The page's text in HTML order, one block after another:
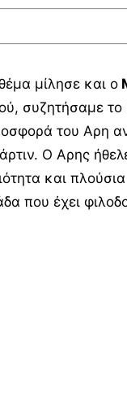
μίλησε και ο
συζητήσαμε
του Αρη
Ο Αρης
και πλούσια
που έχει